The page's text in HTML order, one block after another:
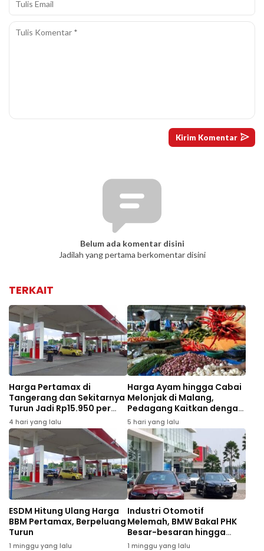
Belum ada komentar disini
Jadilah yang pertama berkomentar disini
TERKAIT
Harga Pertamax di
Tangerang dan Sekitarnya
Turun Jadi Rp15.950 per
Liter Mulai Agustus 2026
4 hari yang lalu
Harga Ayam hingga Cabai
Melonjak di Malang,
Pedagang Kaitkan dengan
MBG dan Tahun Ajaran
Baru
5 hari yang lalu
ESDM Hitung Ulang Harga
BBM Pertamax, Berpeluang
Turun
1 minggu yang lalu
Industri Otomotif
Melemah, BMW Bakal PHK
Besar-besaran hingga
8.000 Karyawan
1 minggu yang lalu